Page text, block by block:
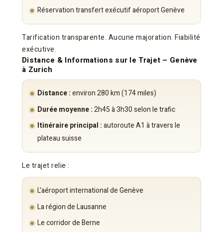
Réservation transfert exécutif aéroport Genève
Tarification transparente. Aucune majoration. Fiabilité
exécutive.
Distance & Informations sur le Trajet – Genève
à Zurich
Distance :environ 280 km (174 miles)
Durée moyenne :2h45 à 3h30 selon le trafic
Itinéraire principal :autoroute A1 à travers le
plateau suisse
Le trajet relie :
L'aéroport international de Genève
La région de Lausanne
Le corridor de Berne